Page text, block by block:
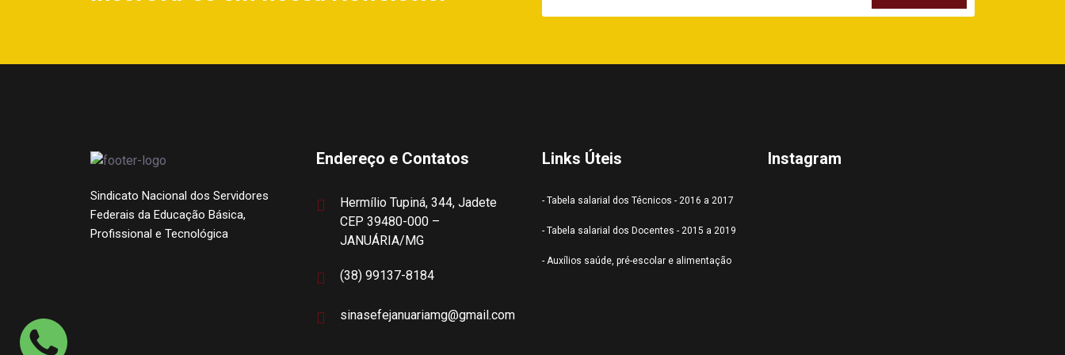
Sindicato Nacional dos Servidores
Federais da Educação Básica,
Profissional e Tecnológica
Endereço e Contatos
Hermílio Tupiná, 344, Jadete
CEP 39480-000 –
JANUÁRIA/MG
(38) 99137-8184
sinasefejanuariamg@gmail.com
Links Úteis
- Tabela salarial dos Técnicos - 2016 a 2017
- Tabela salarial dos Docentes - 2015 a 2019
- Auxílios saúde, pré-escolar e alimentação
Instagram